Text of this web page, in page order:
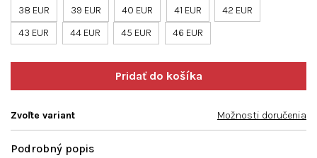
38 EUR
39 EUR 40 EUR 41 EUR
42 EUR
43 EUR
44 EUR 45 EUR 46 EUR
Zvoľte variant Možnosti doručenia
5
hviezdičiek.
Podrobný popis